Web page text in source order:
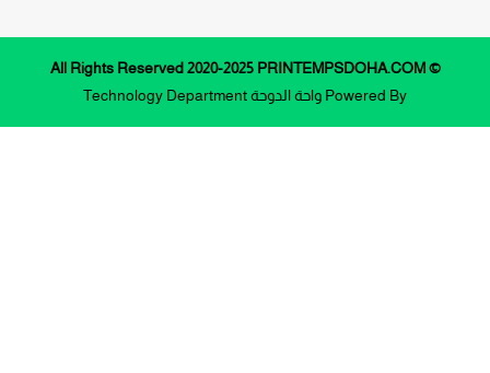
© All Rights Reserved 2020-2025 PRINTEMPSDOHA.COM
Powered By واحة الدوحة